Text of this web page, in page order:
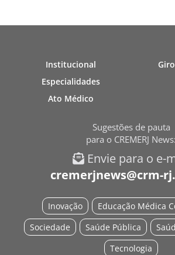
Institucional
Especialidades
Ato Médico
Sugestões de pauta
para o CREMERJ News:
Envie para o e-
cremerjnews@crm-
Educação Médica
Inovação
Saúde Pública
Sociedade
Tecnologia